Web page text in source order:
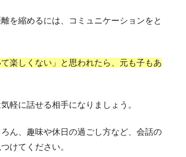
を縮めるには、コミュニケーションをと
て楽しくない」と思われたら、元も子もあ
軽に話せる相手になりましょう。
ん、趣味や休日の過ごし方など、会話の
けてください。